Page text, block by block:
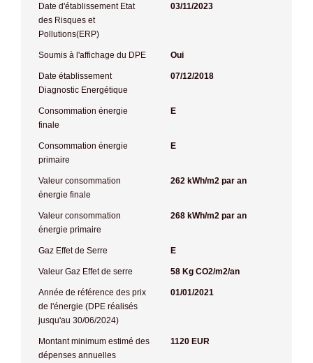
Date d'établissement Etat
des Risques et
Pollutions(ERP)
03/11/2023
Soumis à l'affichage du DPE Oui
Date établissement
Diagnostic Energétique
07/12/2018
Consommation énergie
finale
E
Consommation énergie
primaire
E
Valeur consommation
énergie finale
262 kWh/m2 par an
Valeur consommation
énergie primaire
268 kWh/m2 par an
Gaz Effet de Serre E
Valeur Gaz Effet de serre 58 Kg CO2/m2/an
Année de référence des prix
de l'énergie (DPE réalisés
jusqu'au 30/06/2024)
01/01/2021
Montant minimum estimé des
dépenses annuelles
1120 EUR